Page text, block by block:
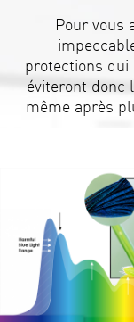
Pour vous
protections qui
éviteront donc
même après